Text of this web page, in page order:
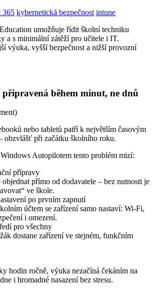
365 kybernetická bezpečnost intune
umožňuje řídit školní techniku
a s minimální zátěží pro učitele i IT.
výuka, vyšší bezpečnost a nižší provozní
připravená během minut, ne dnů
nebo tabletů patří k největším časovým
obzvlášť při začátku školního roku.
Autopilotem tento problém mizí:
přípravy
přímo od dodavatele – bez nutnosti je
ve škole.
po prvním zapnutí
účtem se zařízení samo nastaví: Wi‑Fi,
i omezení.
pro všechny
dostane zařízení ve stejném, funkčním
hodin ročně, výuka nezačíná čekáním na
i hromadné nasazení bez stresu.